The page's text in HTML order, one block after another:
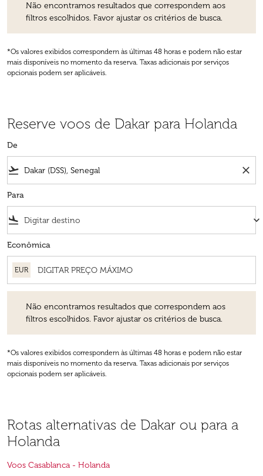
Não encontramos resultados que correspondem aos
filtros escolhidos. Favor ajustar os critérios de busca.
*Os valores exibidos correspondem às últimas 48 horas e podem não estar
mais disponíveis no momento da reserva. Taxas adicionais por serviços
opcionais podem ser aplicáveis.
Reserve voos de Dakar para Holanda
De
flight_takeoff close
Para
flight_land keyboard_arrow_down
Econômica
EUR
Não encontramos resultados que correspondem aos
filtros escolhidos. Favor ajustar os critérios de busca.
*Os valores exibidos correspondem às últimas 48 horas e podem não estar
mais disponíveis no momento da reserva. Taxas adicionais por serviços
opcionais podem ser aplicáveis.
Rotas alternativas de Dakar ou para a
Holanda
Voos Casablanca - Holanda